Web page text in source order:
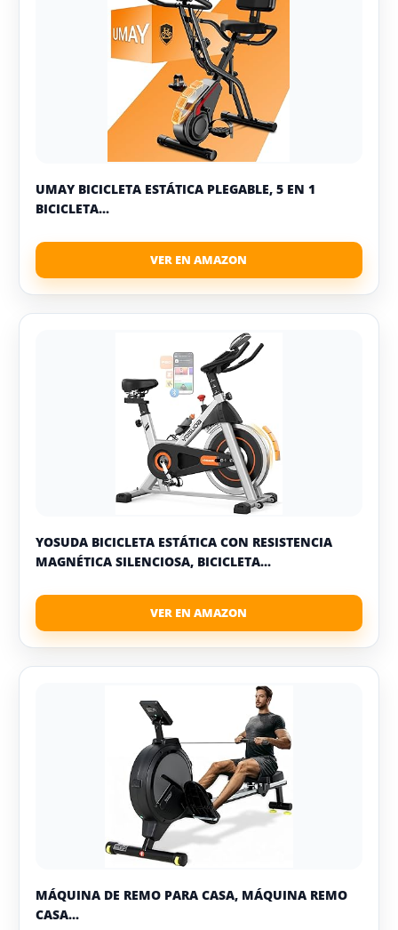
UMAY BICICLETA ESTÁTICA PLEGABLE, 5 EN 1
BICICLETA...
YOSUDA BICICLETA ESTÁTICA CON RESISTENCIA
MAGNÉTICA SILENCIOSA, BICICLETA...
MÁQUINA DE REMO PARA CASA, MÁQUINA REMO
CASA...